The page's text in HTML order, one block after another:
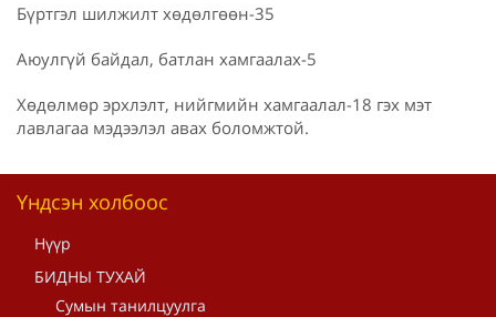
Бүртгэл шилжилт хөдөлгөөн-35
Аюулгүй байдал, батлан хамгаалах-5
Хөдөлмөр эрхлэлт, нийгмийн хамгаалал-18 гэх мэт
лавлагаа мэдээлэл авах боломжтой.
Үндсэн холбоос
Нүүр
БИДНЫ ТУХАЙ
Сумын танилцуулга